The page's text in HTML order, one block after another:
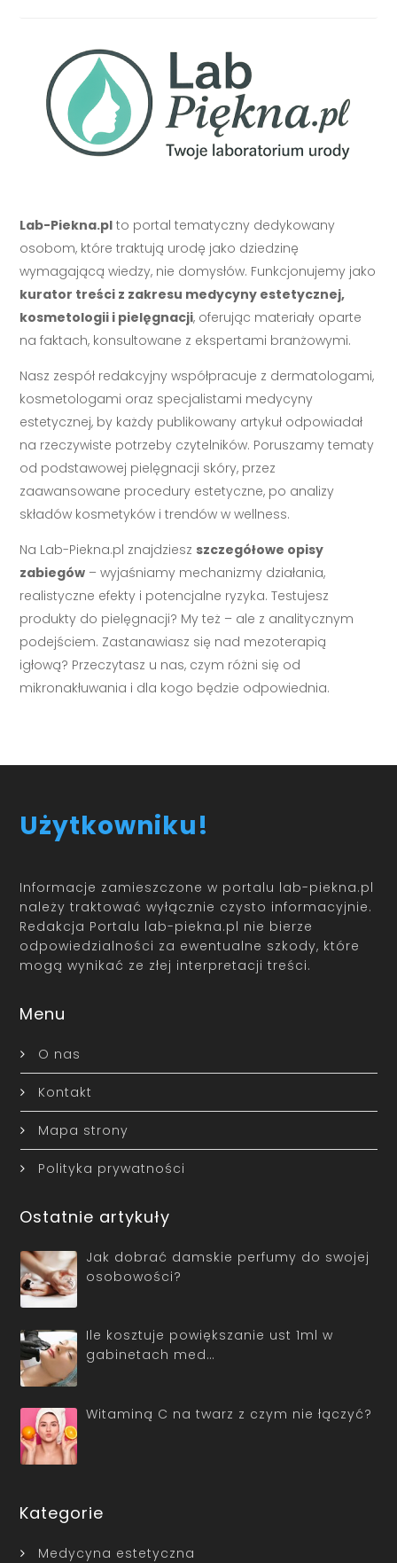
Lab-Piekna.pl to portal tematyczny dedykowany
osobom, które traktują urodę jako dziedzinę
wymagającą wiedzy, nie domysłów. Funkcjonujemy jako
kurator treści z zakresu medycyny estetycznej,
kosmetologii i pielęgnacji, oferując materiały oparte
na faktach, konsultowane z ekspertami branżowymi.
Nasz zespół redakcyjny współpracuje z dermatologami,
kosmetologami oraz specjalistami medycyny
estetycznej, by każdy publikowany artykuł odpowiadał
na rzeczywiste potrzeby czytelników. Poruszamy tematy
od podstawowej pielęgnacji skóry, przez
zaawansowane procedury estetyczne, po analizy
składów kosmetyków i trendów w wellness.
Na Lab-Piekna.pl znajdziesz szczegółowe opisy
zabiegów – wyjaśniamy mechanizmy działania,
realistyczne efekty i potencjalne ryzyka. Testujesz
produkty do pielęgnacji? My też – ale z analitycznym
podejściem. Zastanawiasz się nad mezoterapią
igłową? Przeczytasz u nas, czym różni się od
mikronakłuwania i dla kogo będzie odpowiednia.
Użytkowniku!
Informacje zamieszczone w portalu lab-piekna.pl
należy traktować wyłącznie czysto informacyjnie.
Redakcja Portalu lab-piekna.pl nie bierze
odpowiedzialności za ewentualne szkody, które
mogą wynikać ze złej interpretacji treści.
Menu
O nas
Kontakt
Mapa strony
Polityka prywatności
Ostatnie artykuły
Jak dobrać damskie perfumy do swojej
osobowości?
Ile kosztuje powiększanie ust 1ml w
gabinetach med…
Witaminą C na twarz z czym nie łączyć?
Kategorie
Medycyna estetyczna